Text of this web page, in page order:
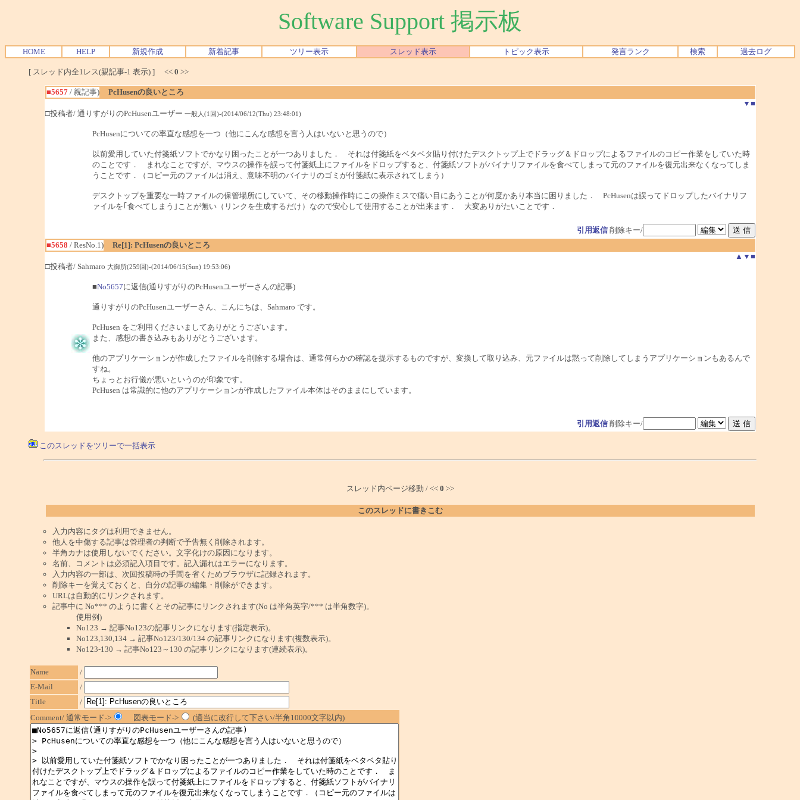
Software Support 掲示板
HOME HELP 新規作成 新着記事 ツリー表示 スレッド表示 トピック表示 発言ランク 検索 過去ログ
[ スレッド内全1レス(親記事-1 表示) ] << 0 >>
■5657/ 親記事)
PcHusenの良いところ
▼ ■
□投稿者/ 通りすがりのPcHusenユーザー 一般人(1回)-(2014/06/12(Thu) 23:48:01)
PcHusenについての率直な感想を一つ（他にこんな感想を言う人はいないと思うので）
以前愛用していた付箋紙ソフトでかなり困ったことが一つありました． それは付箋紙をベタベタ貼り付けたデスクトップ上でドラッグ＆ドロップによるファイルのコピー作業をしていた時
のことです． まれなことですが、マウスの操作を誤って付箋紙上にファイルをドロップすると、付箋紙ソフトがバイナリファイルを食べてしまって元のファイルを復元出来なくなってしま
うことです．（コピー元のファイルは消え、意味不明のバイナリのゴミが付箋紙に表示されてしまう）
デスクトップを重要な一時ファイルの保管場所にしていて、その移動操作時にこの操作ミスで痛い目にあうことが何度かあり本当に困りました． PcHusenは誤ってドロップしたバイナリフ
ァイルを｢食べてしまう｣ことが無い（リンクを生成するだけ）なので安心して使用することが出来ます． 大変ありがたいことです．
引用返信 削除キー/
■5658 / ResNo.1)
Re[1]: PcHusenの良いところ
▲ ▼ ■
□投稿者/ Sahmaro 大御所(259回)-(2014/06/15(Sun) 19:53:06)
■No5657に返信(通りすがりのPcHusenユーザーさんの記事)
通りすがりのPcHusenユーザーさん、こんにちは、Sahmaro です。
PcHusen をご利用くださいましてありがとうございます。
また、感想の書き込みもありがとうございます。
他のアプリケーションが作成したファイルを削除する場合は、通常何らかの確認を提示するものですが、変換して取り込み、元ファイルは黙って削除してしまうアプリケーションもあるんで
すね。
ちょっとお行儀が悪いというのが印象です。
PcHusen は常識的に他のアプリケーションが作成したファイル本体はそのままにしています。
引用返信 削除キー/
このスレッドをツリーで一括表示
スレッド内ページ移動 / << 0 >>
このスレッドに書きこむ
入力内容にタグは利用できません。
他人を中傷する記事は管理者の判断で予告無く削除されます。
半角カナは使用しないでください。文字化けの原因になります。
名前、コメントは必須記入項目です。記入漏れはエラーになります。
入力内容の一部は、次回投稿時の手間を省くためブラウザに記録されます。
削除キーを覚えておくと、自分の記事の編集・削除ができます。
URLは自動的にリンクされます。
記事中に No*** のように書くとその記事にリンクされます(No は半角英字/*** は半角数字)。
使用例)
No123 → 記事No123の記事リンクになります(指定表示)。
No123,130,134 → 記事No123/130/134 の記事リンクになります(複数表示)。
No123-130 → 記事No123～130 の記事リンクになります(連続表示)。
Name
/
E-Mail
/
Title
/
Comment/ 通常モード->
図表モード-> (適当に改行して下さい/半角10000文字以内)